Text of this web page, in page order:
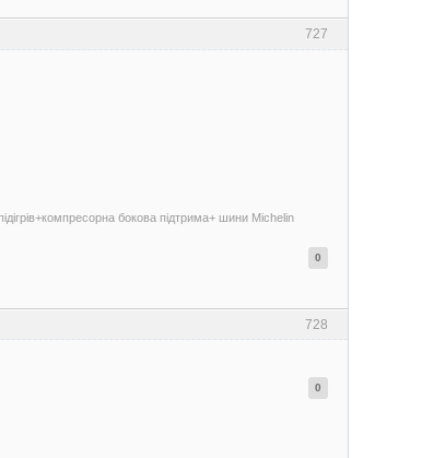
727
бокова підтрима+ шини Michelin
0
728
0